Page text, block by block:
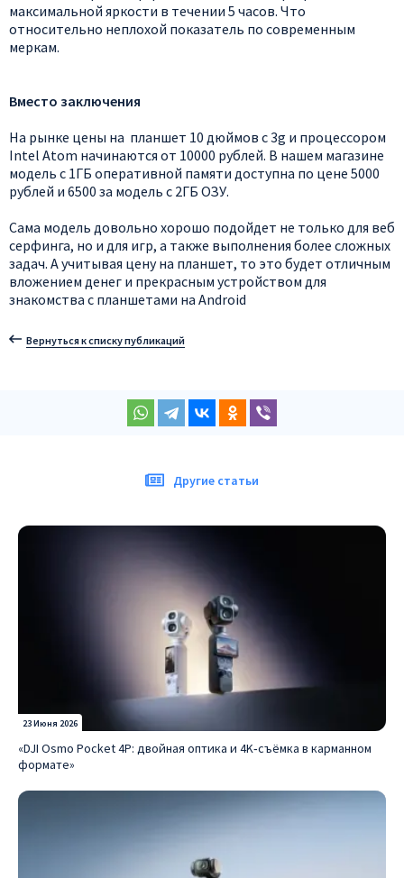
максимальной яркости в течении 5 часов. Что
относительно неплохой показатель по современным
меркам.
Вместо заключения
На рынке цены на планшет 10 дюймов с 3g и процессором
Intel Atom начинаются от 10000 рублей. В нашем магазине
модель с 1ГБ оперативной памяти доступна по цене 5000
рублей и 6500 за модель с 2ГБ ОЗУ.
Сама модель довольно хорошо подойдет не только для веб
серфинга, но и для игр, а также выполнения более сложных
задач. А учитывая цену на планшет, то это будет отличным
вложением денег и прекрасным устройством для
знакомства с планшетами на Android
Вернуться к списку публикаций
Другие статьи
23 Июня 2026
«DJI Osmo Pocket 4P: двойная оптика и 4K‑съёмка в карманном
формате»